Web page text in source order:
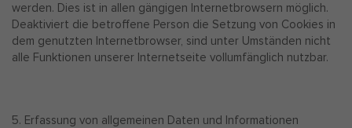
werden. Dies ist in allen gängigen Internetbrowsern möglich.
Deaktiviert die betroffene Person die Setzung von Cookies in
dem genutzten Internetbrowser, sind unter Umständen nicht
alle Funktionen unserer Internetseite vollumfänglich nutzbar.
5. Erfassung von allgemeinen Daten und Informationen